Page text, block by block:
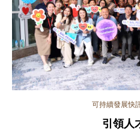
可持續發展快
引領人